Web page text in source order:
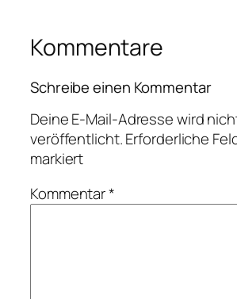
Kommentare
Schreibe einen Kommentar
Deine E-Mail-Adresse wird
veröffentlicht.Erforderliche
markiert
Kommentar*